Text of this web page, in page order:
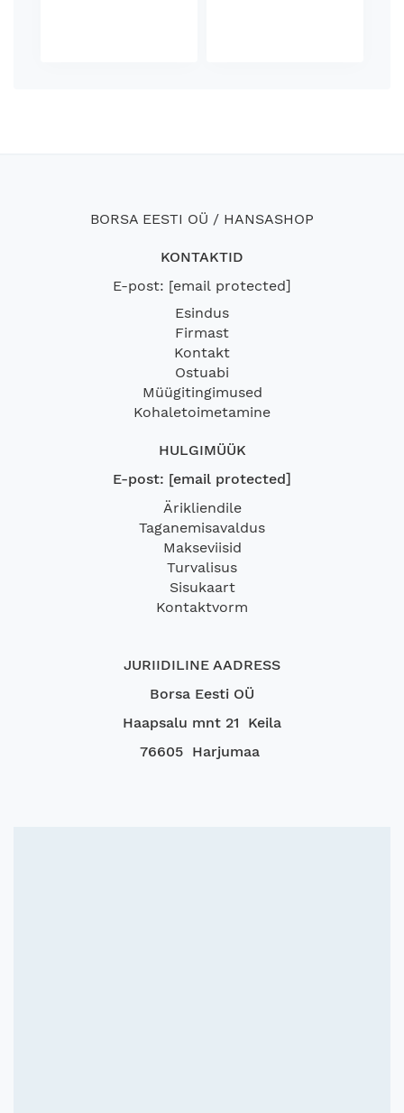
BORSA EESTI OÜ / HANSASHOP
KONTAKTID
E-post: [email protected]
Esindus
Firmast
Kontakt
Ostuabi
Müügitingimused
Kohaletoimetamine
HULGIMÜÜK
E-post: [email protected]
Ärikliendile
Taganemisavaldus
Makseviisid
Turvalisus
Sisukaart
Kontaktvorm
JURIIDILINE AADRESS
Borsa Eesti OÜ
Haapsalu mnt 21 Keila
76605 Harjumaa